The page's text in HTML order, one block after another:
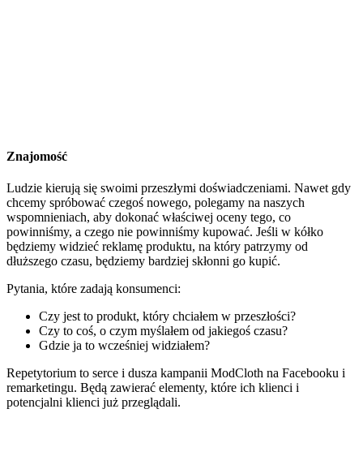
Znajomość
Ludzie kierują się swoimi przeszłymi doświadczeniami. Nawet gdy
chcemy spróbować czegoś nowego, polegamy na naszych
wspomnieniach, aby dokonać właściwej oceny tego, co
powinniśmy, a czego nie powinniśmy kupować. Jeśli w kółko
będziemy widzieć reklamę produktu, na który patrzymy od
dłuższego czasu, będziemy bardziej skłonni go kupić.
Pytania, które zadają konsumenci:
Czy jest to produkt, który chciałem w przeszłości?
Czy to coś, o czym myślałem od jakiegoś czasu?
Gdzie ja to wcześniej widziałem?
Repetytorium to serce i dusza kampanii ModCloth na Facebooku i
remarketingu. Będą zawierać elementy, które ich klienci i
potencjalni klienci już przeglądali.